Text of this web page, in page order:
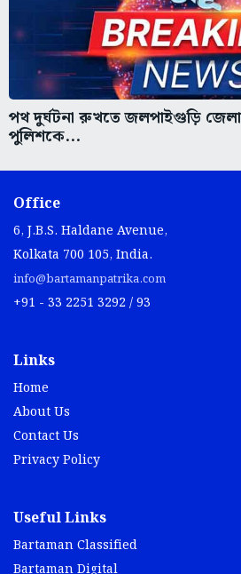
পথ দুর্ঘটনা রুখতে জলপাইগুড়ি
পুলিশকে...
Office
6, J.B.S. Haldane Avenue,
Kolkata 700 105, India.
info@bartamanpatrika.com
+91 - 33 2251 3292 / 93
Links
Home
About Us
Contact Us
Privacy Policy
Useful Links
Bartaman Classified
Bartaman Digital